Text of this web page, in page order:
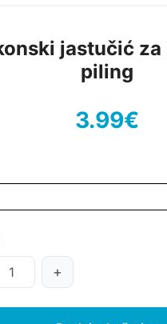
jastučić za
piling
3.99€
+